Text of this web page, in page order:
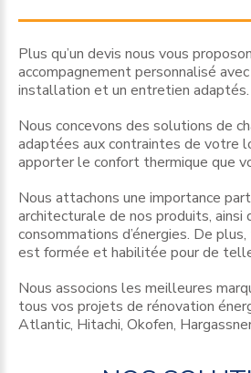
Plus qu’un devis nous vous
accompagnement personnalisé
installation et un entretien adaptés.
Nous concevons des solutions de
adaptées aux contraintes de votre
apporter le confort thermique que
Nous attachons une importance
architecturale de nos produits, ainsi
consommations d’énergies. De
est formée et habilitée pour de
Nous associons les meilleures
tous vos projets de rénovation
Atlantic, Hitachi, Okofen,